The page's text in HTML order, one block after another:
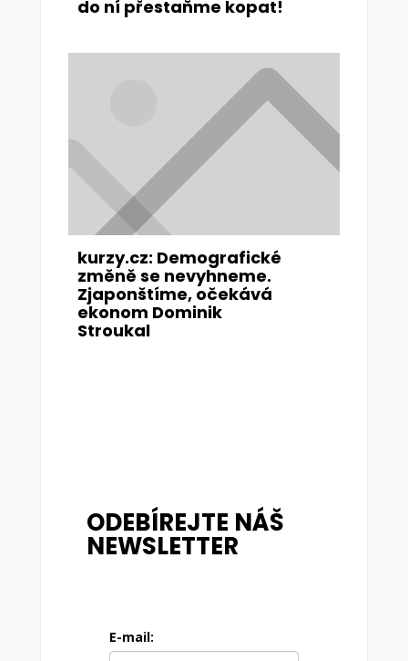
do ní přestaňme kopat!
kurzy.cz: Demografické
změně se nevyhneme.
Zjaponštíme, očekává
ekonom Dominik
Stroukal
ODEBÍREJTE NÁŠ
NEWSLETTER
E-mail: